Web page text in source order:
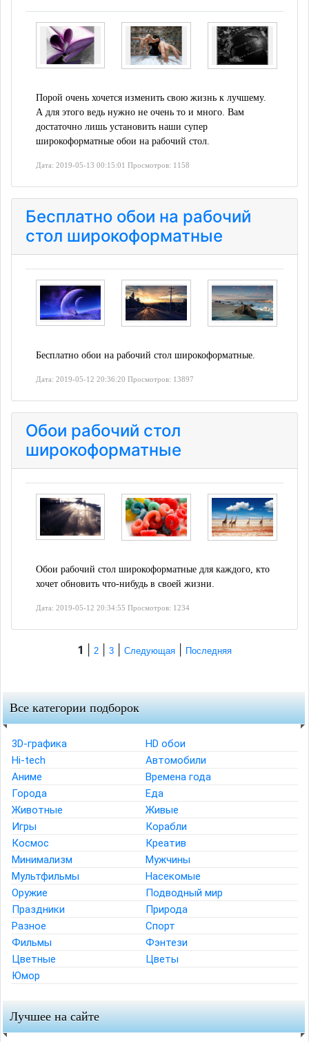
Порой очень хочется изменить свою жизнь к лучшему.
А для этого ведь нужно не очень то и много. Вам
достаточно лишь установить наши супер
широкоформатные обои на рабочий стол.
Дата: 2019-05-13 00:15:01 Просмотров: 1158
Бесплатно обои на рабочий
стол широкоформатные
Бесплатно обои на рабочий стол широкоформатные.
Дата: 2019-05-12 20:36:20 Просмотров: 13897
Обои рабочий стол
широкоформатные
Обои рабочий стол широкоформатные для каждого, кто
хочет обновить что-нибудь в своей жизни.
Дата: 2019-05-12 20:34:55 Просмотров: 1234
1 2| 3| Следующая| Последняя
Все категории подборок
3D-графика
HD обои
Hi-tech
Автомобили
Аниме
Времена года
Города
Еда
Животные
Живые
Игры
Корабли
Космос
Креатив
Минимализм
Мужчины
Мультфильмы
Насекомые
Оружие
Подводный мир
Праздники
Природа
Разное
Спорт
Фильмы
Фэнтези
Цветные
Цветы
Юмор
Лучшее на сайте